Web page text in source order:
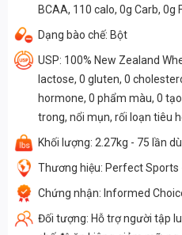
BCAA, 110 calo, 0g Carb, 0g
Dạng bào chế: Bột
USP: 100% New Zealand
lactose, 0 gluten, 0
hormone, 0 phẩm màu, 0
trong, nổi mụn, rối loạn tiêu
Khối lượng: 2.27kg - 75 lần
Thương hiệu: Perfect Sports
Chứng nhận: Informed
Đối tượng: Hỗ trợ người tập